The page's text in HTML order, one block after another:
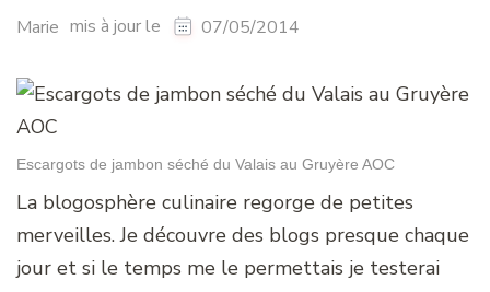
Marie mis à jour le 07/05/2014
Escargots de jambon séché du Valais au Gruyère AOC
La blogosphère culinaire regorge de petites
merveilles. Je découvre des blogs presque chaque
jour et si le temps me le permettais je testerai